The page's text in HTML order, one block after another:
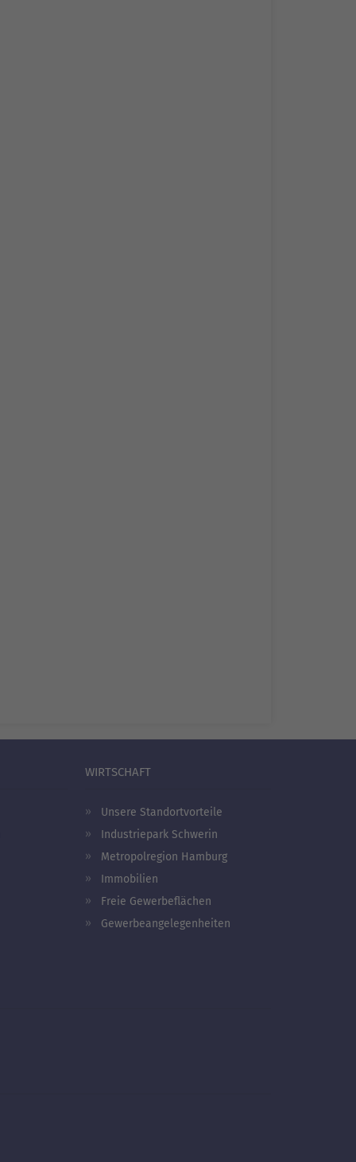
WIRTSCHAFT
Unsere Standortvorteile
Industriepark Schwerin
Metropolregion Hamburg
Immobilien
Freie Gewerbeflächen
Gewerbeangelegenheiten